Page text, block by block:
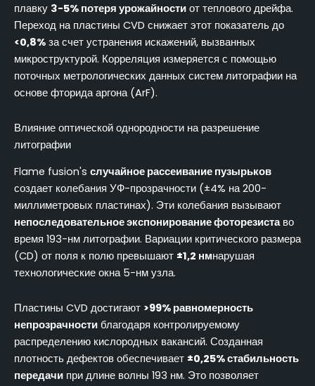
плавку 3-5% потеря урожайности от теплового дрейфа.
Переход на пластины CVD снижает этот показатель до
<0,8% за счет устранения искажений, вызванных
микроструктурой. Корреляция измеряется с помощью
поточных метрологических данных систем литографии на
основе фторида аргона (ArF).
Влияние оптической однородности на разрешение
литографии
Flame fusion's случайное рассеивание пузырьков
создает колебания УФ-прозрачности (±4% на 200-
миллиметровых пластинах). Эти колебания вызывают
непоследовательное экспонирование фоторезиставо
время 193-нм литографии. Вариации критического размера
(CD) от поля к полю превышают ±1,2 нмнарушая
технологические окна 5-нм узла.
Пластины CVD достигают >99% равномерность
непрозрачности благодаря контролируемому
распределению кислородных вакансий. Созданная
плотность дефектов обеспечивает ±0,25% стабильность
передачи при длине волны 193 нм. Это позволяет